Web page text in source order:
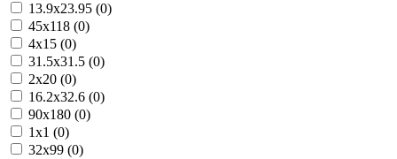
13.9x23.95 (0)
45x118 (0)
4x15 (0)
31.5x31.5 (0)
2x20 (0)
16.2x32.6 (0)
90x180 (0)
1x1 (0)
32x99 (0)